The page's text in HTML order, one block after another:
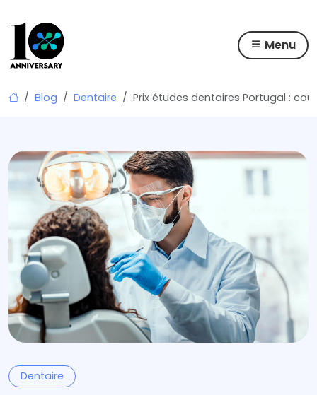
Skip
Menu
Blog Dentaire Prix études dentaires Portugal :
Dentaire